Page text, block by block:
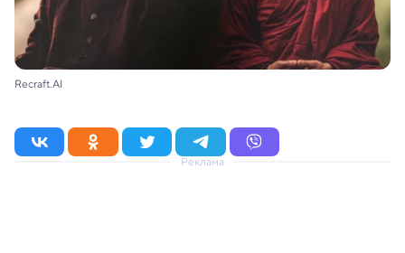
Recraft.AI
Реклама